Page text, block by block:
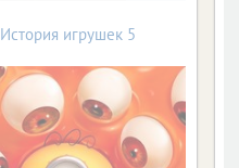
История игрушек 5